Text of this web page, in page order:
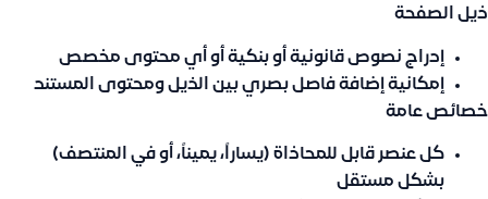
ذيل الصفحة
إدراج نصوص قانونية أو بنكية أو أي محتوى مخصص
إمكانية إضافة فاصل بصري بين الذيل ومحتوى المستند
خصائص عامة
كل عنصر قابل للمحاذاة (يساراً، يميناً، أو في المنتصف)
بشكل مستقل